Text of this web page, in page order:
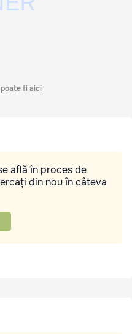
fi aici
află în proces de
din nou în câteva